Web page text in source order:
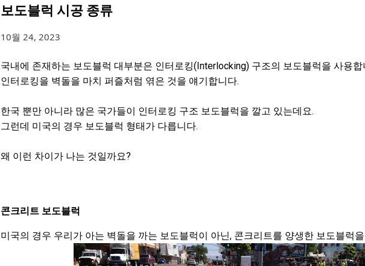
보도블럭 시공 종류
10월 24, 2023
국내에 존재하는 보도블럭 대부분은 인터로킹(Interlocking) 구조의 보도블럭을 사용합
인터로킹을 벽돌을 마치 퍼즐처럼 엮은 것을 얘기합니다.
한국 뿐만 아니라 많은 국가들이 인터로킹 구조 보도블럭을 깔고 있는데요.
그런데 미국의 경우 보도블럭 형태가 다릅니다.
왜 이런 차이가 나는 것일까요?
콘크리트 보도블럭
미국의 경우 우리가 아는 벽돌을 까는 보도블럭이 아닌, 콘크리트를 양생한 보도블럭